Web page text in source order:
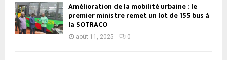
Amélioration de la mobilité urbaine : le
premier ministre remet un lot de 155 bus à
la SOTRACO
août 11, 2025 0